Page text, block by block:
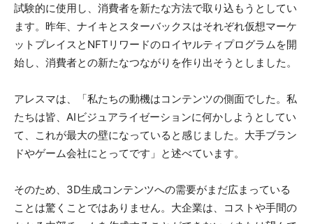
試験的に使用し、消費者を新たな方法で取り込もうとしてい
ます。昨年、ナイキとスターバックスはそれぞれ仮想マーケ
ットプレイスとNFTリワードのロイヤルティプログラムを開
始し、消費者との新たなつながりを作り出そうとしました。
アレスマは、「私たちの動機はコンテンツの側面でした。私
たちは皆、AIビジュアライゼーションに何かしようとしてい
て、これが最大の壁になっていると感じました。大手ブラン
ドやゲーム会社にとってです」と述べています。
そのため、3D生成コンテンツへの需要がまだ広まっている
ことは驚くことではありません。大企業は、コストや手間の